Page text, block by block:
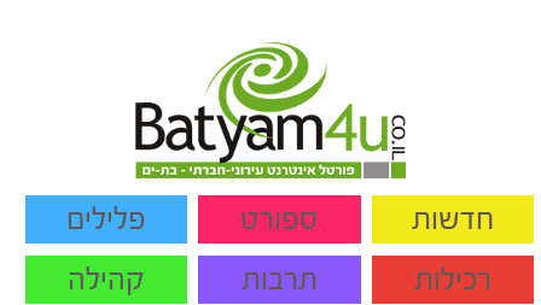
חדשות ספורט
פלילים
רכילות
תרבות
קהילה